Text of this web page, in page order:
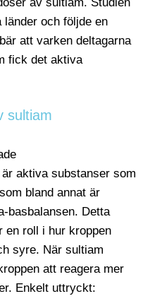
och följde en
att varken deltagarna
fick det aktiva
sultiam
aktiva substanser som
bland annat är
basbalansen. Detta
en roll i hur kroppen
syre. När sultiam
att reagera mer
Enkelt uttryckt: